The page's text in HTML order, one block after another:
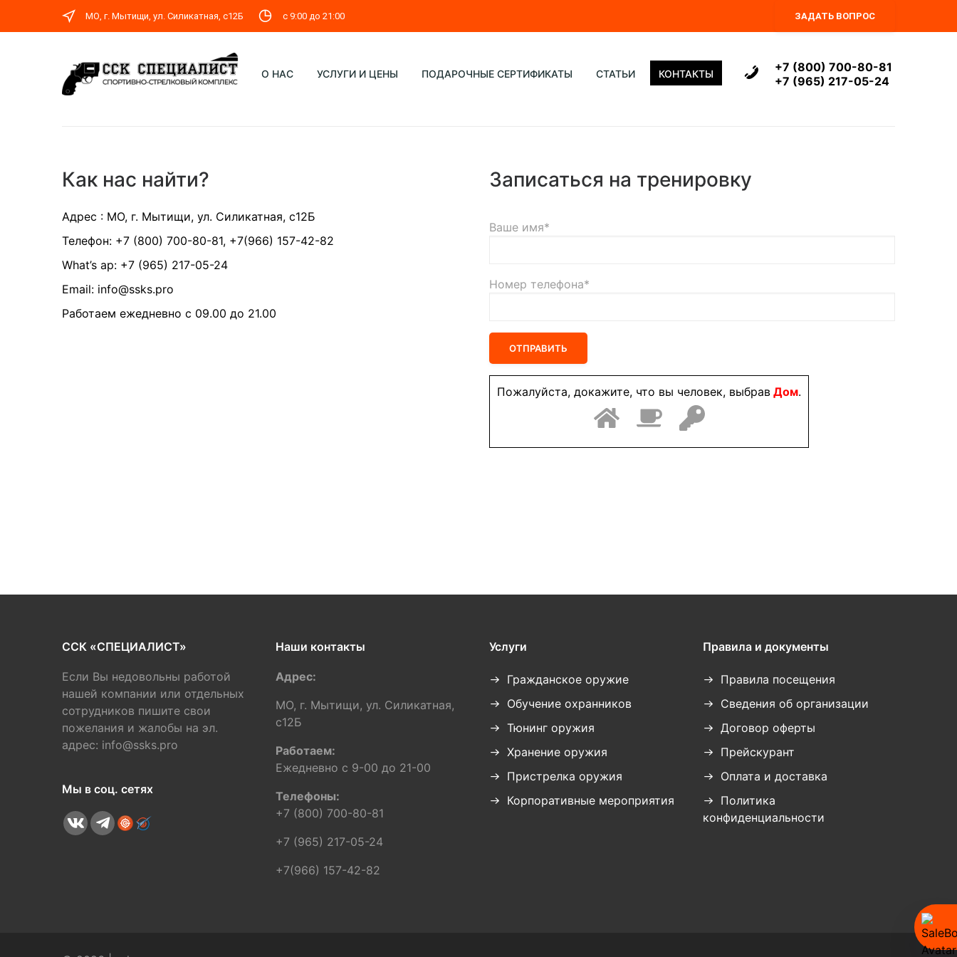
МО, г. Мытищи, ул. Силикатная, c12Б с 9:00 до 21:00 ЗАДАТЬ ВОПРОС
О НАС УСЛУГИ И ЦЕНЫ ПОДАРОЧНЫЕ СЕРТИФИКАТЫ СТАТЬИ КОНТАКТЫ
+7 (800) 700-80-81
+7 (965) 217-05-24
Как нас найти?
Адрес : МО, г. Мытищи, ул. Силикатная, c12Б
Телефон: +7 (800) 700-80-81, +7(966) 157-42-82
What’s ap: +7 (965) 217-05-24
Email: info@ssks.pro
Работаем ежедневно с 09.00 до 21.00
Записаться на тренировку
Ваше имя*
Номер телефона*
Пожалуйста, докажите, что вы человек, выбрав Дом.
ССК «СПЕЦИАЛИСТ»
Если Вы недовольны работой
нашей компании или отдельных
сотрудников пишите свои
пожелания и жалобы на эл.
адрес: info@ssks.pro
Мы в соц. сетях
Наши контакты
Адрес:
МО, г. Мытищи, ул. Силикатная,
c12Б
Работаем:
Ежедневно с 9-00 до 21-00
Телефоны:
+7 (800) 700-80-81
+7 (965) 217-05-24
+7(966) 157-42-82
Услуги
Гражданское оружие
Обучение охранников
Тюнинг оружия
Хранение оружия
Пристрелка оружия
Корпоративные мероприятия
Правила и документы
Правила посещения
Сведения об организации
Договор оферты
Прейскурант
Оплата и доставка
Политика
конфиденциальности